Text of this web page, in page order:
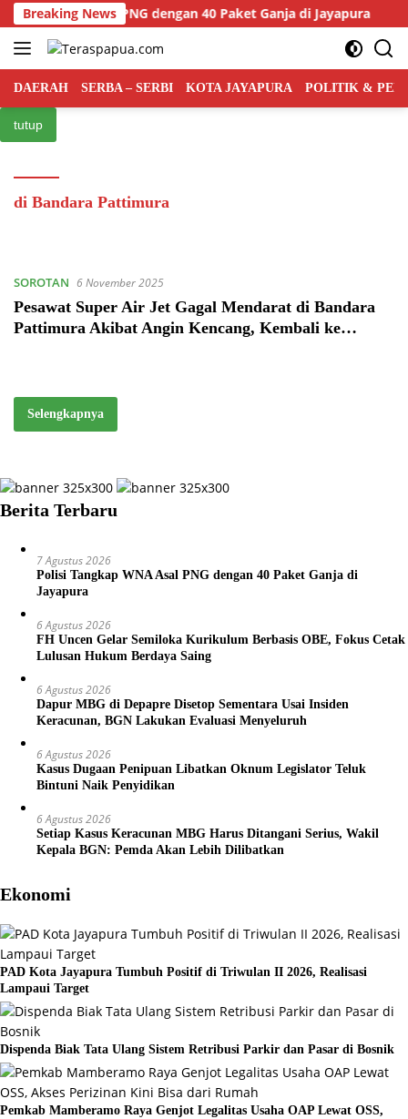
Langsung
ke
konten
Breaking News
WNA Asal PNG dengan 40 Paket Ganja di Jayapura
DAERAH SERBA – SERBI KOTA JAYAPURA POLITIK &
tutup
di Bandara Pattimura
SOROTAN 6 November 2025
Pesawat Super Air Jet Gagal Mendarat di Bandara
Pattimura Akibat Angin Kencang, Kembali ke
Selengkapnya
Berita Terbaru
7 Agustus 2026
Polisi Tangkap WNA Asal PNG dengan 40 Paket Ganja di
Jayapura
6 Agustus 2026
FH Uncen Gelar Semiloka Kurikulum Berbasis OBE, Fokus Cetak
Lulusan Hukum Berdaya Saing
6 Agustus 2026
Dapur MBG di Depapre Disetop Sementara Usai Insiden
Keracunan, BGN Lakukan Evaluasi Menyeluruh
6 Agustus 2026
Kasus Dugaan Penipuan Libatkan Oknum Legislator Teluk
Bintuni Naik Penyidikan
6 Agustus 2026
Setiap Kasus Keracunan MBG Harus Ditangani Serius, Wakil
Kepala BGN: Pemda Akan Lebih Dilibatkan
Ekonomi
PAD Kota Jayapura Tumbuh Positif di Triwulan II 2026, Realisasi
Lampaui Target
Dispenda Biak Tata Ulang Sistem Retribusi Parkir dan Pasar di Bosnik
Pemkab Mamberamo Raya Genjot Legalitas Usaha OAP Lewat OSS,